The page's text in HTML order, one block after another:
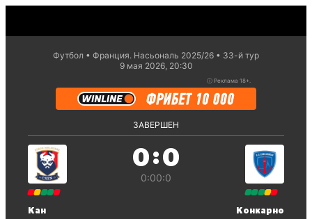
Футбол Франция. Насьональ 2025/26
33-й тур
9 мая 2026, 20:30
ⓘ Реклама 18+.
ЗАВЕРШЕН
Кан
0:0
0:00:0
Конкарно